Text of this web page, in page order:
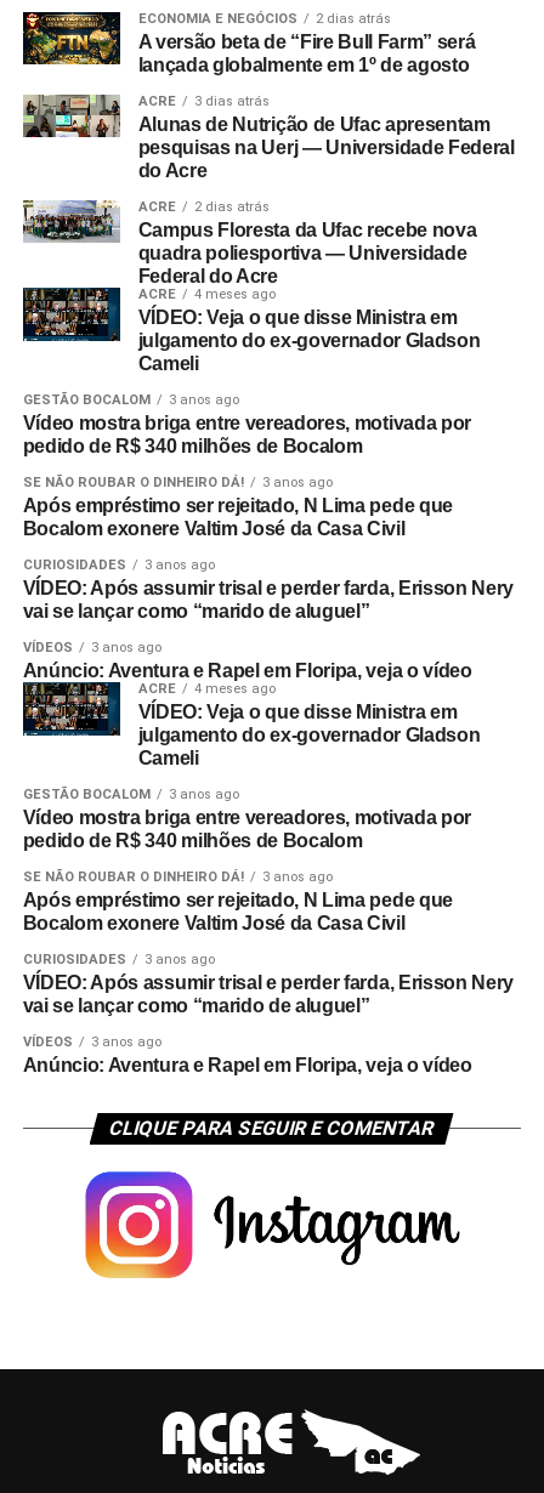
ECONOMIA E NEGÓCIOS 2 dias atrás
A versão beta de “Fire Bull Farm” será
lançada globalmente em 1º de agosto
ACRE 3 dias atrás
Alunas de Nutrição de Ufac apresentam
pesquisas na Uerj — Universidade Federal
do Acre
ACRE 2 dias atrás
Campus Floresta da Ufac recebe nova
quadra poliesportiva — Universidade
Federal do Acre
ACRE 4 meses ago
VÍDEO: Veja o que disse Ministra em
julgamento do ex-governador Gladson
Cameli
GESTÃO BOCALOM 3 anos ago
Vídeo mostra briga entre vereadores, motivada por
pedido de R$ 340 milhões de Bocalom
SE NÃO ROUBAR O DINHEIRO DÁ! 3 anos ago
Após empréstimo ser rejeitado, N Lima pede que
Bocalom exonere Valtim José da Casa Civil
CURIOSIDADES 3 anos ago
VÍDEO: Após assumir trisal e perder farda, Erisson Nery
vai se lançar como “marido de aluguel”
VÍDEOS 3 anos ago
Anúncio: Aventura e Rapel em Floripa, veja o vídeo
ACRE 4 meses ago
VÍDEO: Veja o que disse Ministra em
julgamento do ex-governador Gladson
Cameli
GESTÃO BOCALOM 3 anos ago
Vídeo mostra briga entre vereadores, motivada por
pedido de R$ 340 milhões de Bocalom
SE NÃO ROUBAR O DINHEIRO DÁ! 3 anos ago
Após empréstimo ser rejeitado, N Lima pede que
Bocalom exonere Valtim José da Casa Civil
CURIOSIDADES 3 anos ago
VÍDEO: Após assumir trisal e perder farda, Erisson Nery
vai se lançar como “marido de aluguel”
VÍDEOS 3 anos ago
Anúncio: Aventura e Rapel em Floripa, veja o vídeo
CLIQUE PARA SEGUIR E COMENTAR